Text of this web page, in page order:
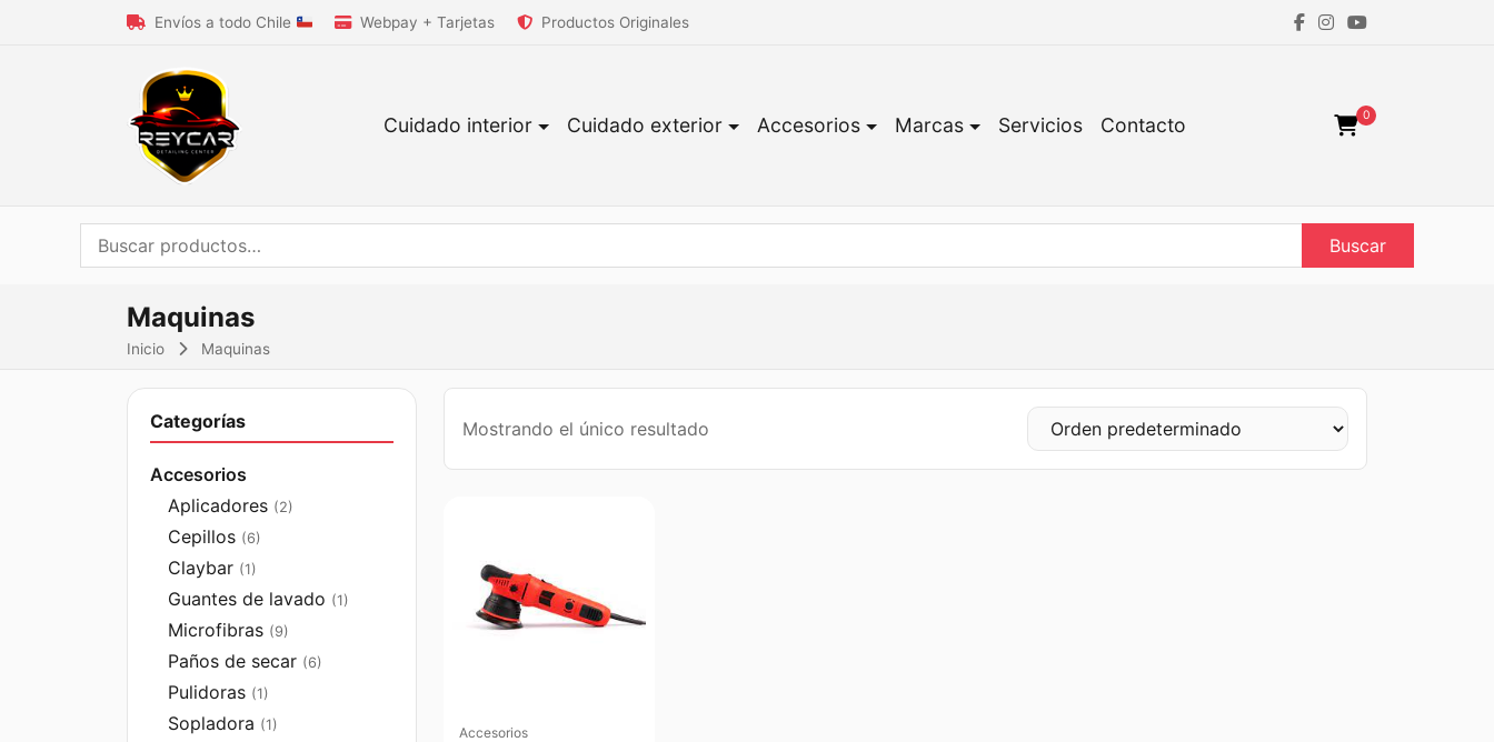
Envíos a todo Chile Webpay + Tarjetas Productos Originales
Cuidado interior Cuidado exterior Accesorios Marcas Servicios Contacto 0
Buscar
por:
Buscar
Maquinas
Inicio Maquinas
Categorías
Accesorios
Aplicadores (2)
Cepillos (6)
Claybar (1)
Guantes de lavado (1)
Microfibras (9)
Paños de secar (6)
Pulidoras (1)
Sopladora (1)
Mostrando el único resultado
Accesorios